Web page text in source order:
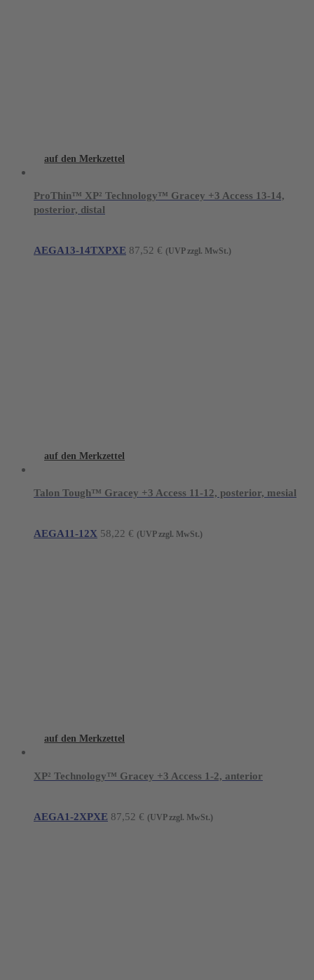
auf den Merkzettel
ProThin™ XP² Technology™ Gracey +3 Access 13-14,
posterior, distal
AEGA13-14TXPXE 87,52 € (UVP zzgl. MwSt.)
auf den Merkzettel
Talon Tough™ Gracey +3 Access 11-12, posterior, mesial
AEGA11-12X 58,22 € (UVP zzgl. MwSt.)
auf den Merkzettel
XP² Technology™ Gracey +3 Access 1-2, anterior
AEGA1-2XPXE 87,52 € (UVP zzgl. MwSt.)